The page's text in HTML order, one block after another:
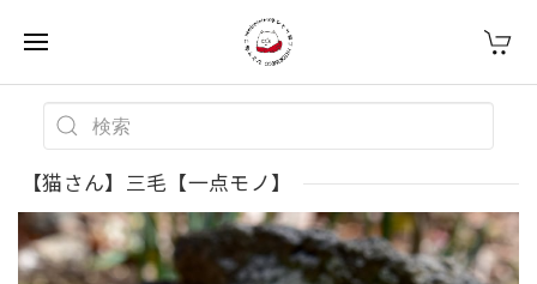
【猫さん】三毛【一点モノ】